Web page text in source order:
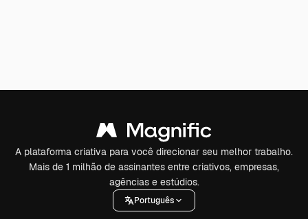
A plataforma criativa para você direcionar seu melhor trabalho.
Mais de 1 milhão de assinantes entre criativos, empresas,
agências e estúdios.
Português